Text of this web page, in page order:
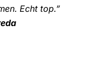
Echt top.”